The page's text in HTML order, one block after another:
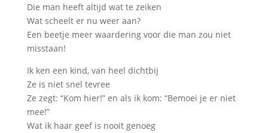
Die man heeft altijd wat te zeiken
Wat scheelt er nu weer aan?
Een beetje meer waardering voor die man zou niet
misstaan!
Ik ken een kind, van heel dichtbij
Ze is niet snel tevree
Ze zegt: “Kom hier!” en als ik kom: “Bemoei je er niet
mee!”
Wat ik haar geef is nooit genoeg